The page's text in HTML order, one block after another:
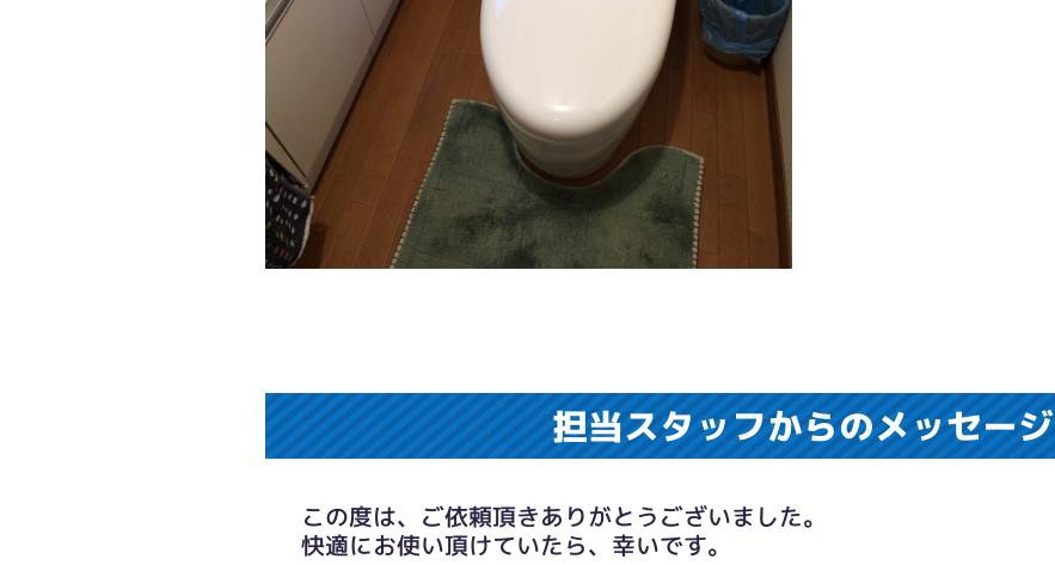
担当スタッフからのメッセージ
この度は、ご依頼頂きありがとうございました。
快適にお使い頂けていたら、幸いです。